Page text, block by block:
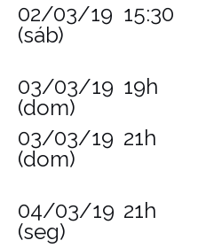
02/03/19
(sáb)
15:30
03/03/19
(dom)
19h
03/03/19
(dom)
21h
04/03/19
(seg)
21h